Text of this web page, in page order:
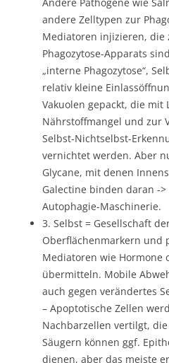
andere Zelltypen zur
Mediatoren injizieren, die
Phagozytose-Apparats
„interne Phagozytose“,
relativ kleine
Vakuolen gepackt, die mit
Nährstoffmangel und zur
Selbst-Nichtselbst-
vernichtet werden. Aber
Glycane, mit denen
Galectine binden daran -
Autophagie-Maschinerie.
3. Selbst = Gesellschaft
Oberflächenmarkern und
Mediatoren wie Hormone
übermitteln. Mobile
auch gegen verändertes
– Apoptotische Zellen
Nachbarzellen vertilgt,
Säugern können ggf.
dienen, aber das meiste